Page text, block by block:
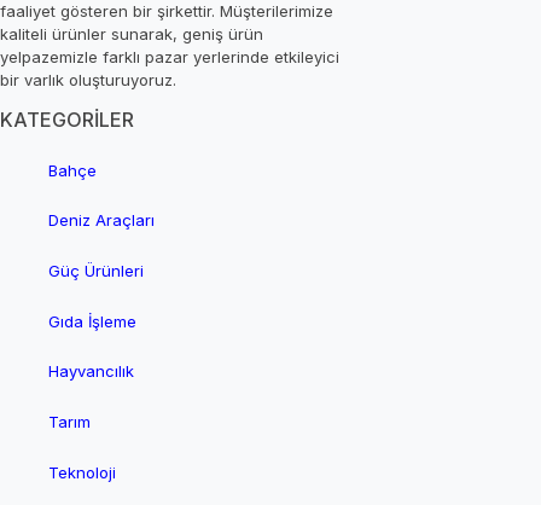
faaliyet gösteren bir şirkettir. Müşterilerimize
kaliteli ürünler sunarak, geniş ürün
yelpazemizle farklı pazar yerlerinde etkileyici
bir varlık oluşturuyoruz.
KATEGORİLER
Bahçe
Deniz Araçları
Güç Ürünleri
Gıda İşleme
Hayvancılık
Tarım
Teknoloji